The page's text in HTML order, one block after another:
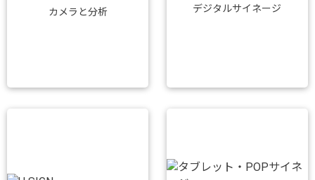
カメラと分析 デジタルサイネージ